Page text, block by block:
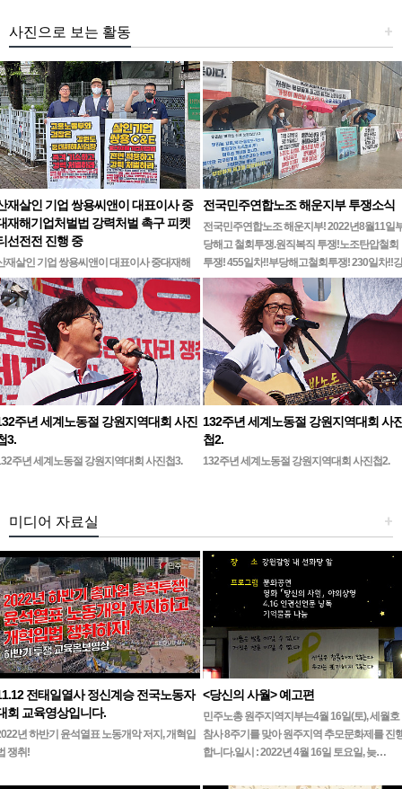
+
사진으로 보는 활동
재살인 기업 쌍용씨앤이 대표이사 중
재해기업처벌법 강력처벌 촉구 피켓
선전전 진행 중
재살인 기업 쌍용씨앤이 대표이사 중대재해
업처벌법 강력처벌 촉구민주노총 강원지역본
무기한 피켓시위 14일차고용노동부 강원지
앞 1인시위 진…
전국민주연합노조 해운지부 투쟁소식
전국민주연합노조 해운지부! 2022년8월11일
당해고 철회투쟁.원직복직 투쟁!노조탄압철회
투쟁! 455일차!!부당해고철회투쟁! 230일차!!강
릉ㆍ…
주년 세계노동절 강원지역대회 사진
3.
주년 세계노동절 강원지역대회 사진첩3.
132주년 세계노동절 강원지역대회 사
첩2.
132주년 세계노동절 강원지역대회 사진첩2.
+
미디어 자료실
전태일열사 정신계승 전국노동자
회 교육영상입니다.
년 하반기 윤석열표 노동개악 저지, 개혁입
쟁취!
<당신의 사월> 예고편
민주노총 원주지역지부는4월 16일(토), 세월호
참사 8주기를 맞아 원주지역 추모문화제를 진
합니다.일시 : 2022년 4월 16일 토요일, 늦…